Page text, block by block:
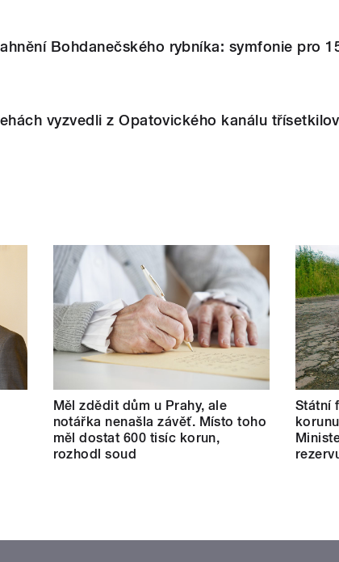
Bohdanečského rybníka: symfonie pro
vyzvedli z Opatovického kanálu
Měl zdědit dům u Prahy, ale
notářka nenašla závěť. Místo toho
měl dostat 600 tisíc korun,
rozhodl soud
Státní